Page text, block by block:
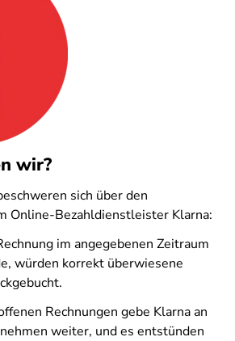
wir?
sich über den
Online-Bezahldienstleister Klarna:
im angegebenen Zeitraum
würden korrekt überwiesene
Rechnungen gebe Klarna an
weiter, und es entstünden